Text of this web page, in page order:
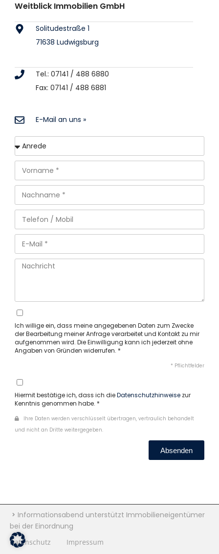
Informationsabend unterstützt Immobilieneigentümer
bei der Einordnung
Datenschutz Impressum
Weitblick Immobilien GmbH
Solitudestraße 1
71638 Ludwigsburg
Tel.: 07141 / 488 6880
Fax: 07141 / 488 6881
E-Mail an uns »
Ich willige ein, dass meine angegebenen Daten zum Zwecke
der Bearbeitung meiner Anfrage verarbeitet und Kontakt zu mir
aufgenommen wird. Die Einwilligung kann ich jederzeit ohne
Angaben von Gründen widerrufen. *
* Pflichtfelder
Hiermit bestätige ich, dass ich dieDatenschutzhinweise zur
Kenntnis genommen habe. *
Ihre Daten werden verschlüsselt übertragen, vertraulich behandelt
und nicht an Dritte weitergegeben.
Absenden